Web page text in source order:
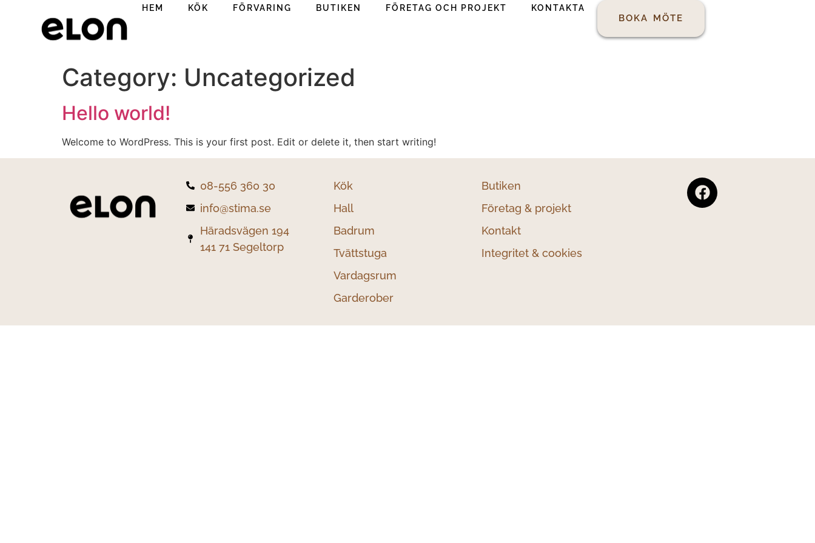
HEM KÖK FÖRVARING BUTIKEN FÖRETAG OCH PROJEKT KONTAKTA
BOKA MÖTE
Category: Uncategorized
Hello world!
Welcome to WordPress. This is your first post. Edit or delete it, then start writing!
08-556 360 30
info@stima.se
Häradsvägen 194
141 71 Segeltorp
Kök
Hall
Badrum
Tvättstuga
Vardagsrum
Garderober
Butiken
Företag & projekt
Kontakt
Integritet & cookies